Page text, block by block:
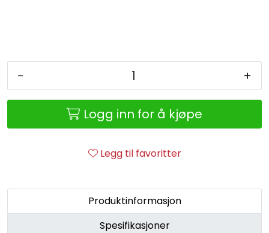
- +
Logg inn for å kjøpe
Legg til favoritter
Produktinformasjon
Spesifikasjoner